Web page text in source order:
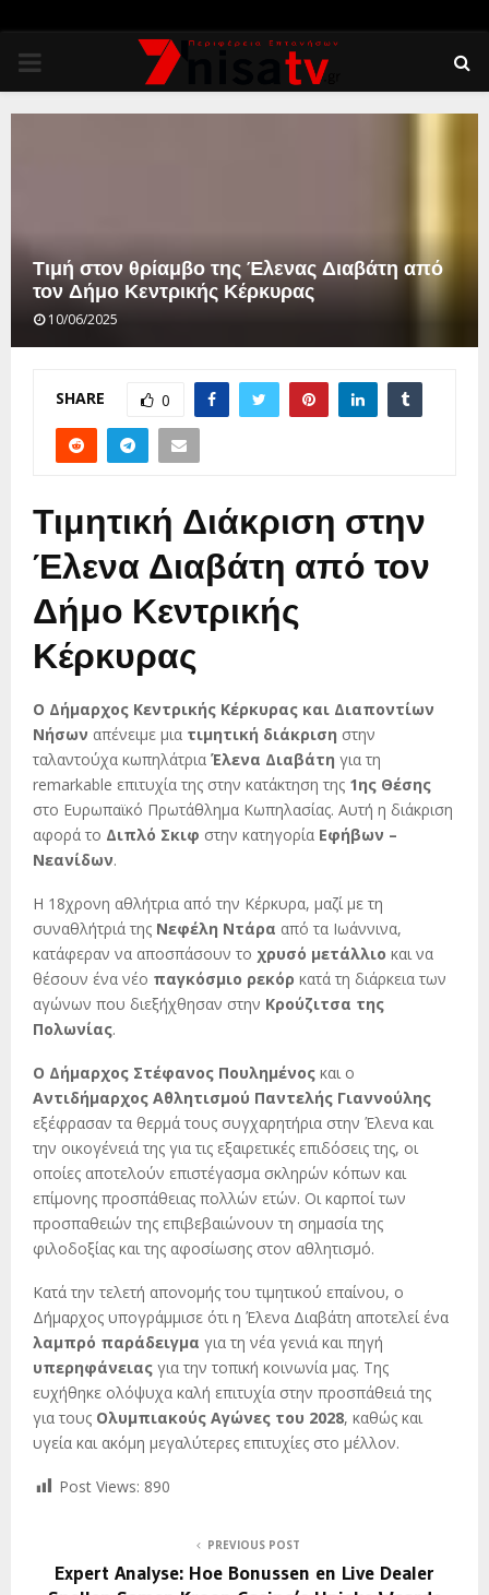
PRIMARY
MENU
Τιμή στον θρίαμβο της Έλενας Διαβάτη από
τον Δήμο Κεντρικής Κέρκυρας
10/06/2025
SHARE 0
Τιμητική Διάκριση στην
Έλενα Διαβάτη από τον
Δήμο Κεντρικής
Κέρκυρας
Ο Δήμαρχος Κεντρικής Κέρκυρας και Διαποντίων
Νήσων απένειμε μια τιμητική διάκριση στην
ταλαντούχα κωπηλάτρια Έλενα Διαβάτη για τη
remarkable επιτυχία της στην κατάκτηση της 1ης Θέσης
στο Ευρωπαϊκό Πρωτάθλημα Κωπηλασίας. Αυτή η διάκριση
αφορά το Διπλό Σκιφ στην κατηγορία Εφήβων –
Νεανίδων.
Η 18χρονη αθλήτρια από την Κέρκυρα, μαζί με τη
συναθλήτριά της Νεφέλη Ντάρα από τα Ιωάννινα,
κατάφεραν να αποσπάσουν το χρυσό μετάλλιο και να
θέσουν ένα νέο παγκόσμιο ρεκόρ κατά τη διάρκεια των
αγώνων που διεξήχθησαν στην Κρούζιτσα της
Πολωνίας.
Ο Δήμαρχος Στέφανος Πουλημένος και ο
Αντιδήμαρχος Αθλητισμού Παντελής Γιαννούλης
εξέφρασαν τα θερμά τους συγχαρητήρια στην Έλενα και
την οικογένειά της για τις εξαιρετικές επιδόσεις της, οι
οποίες αποτελούν επιστέγασμα σκληρών κόπων και
επίμονης προσπάθειας πολλών ετών. Οι καρποί των
προσπαθειών της επιβεβαιώνουν τη σημασία της
φιλοδοξίας και της αφοσίωσης στον αθλητισμό.
Κατά την τελετή απονομής του τιμητικού επαίνου, ο
Δήμαρχος υπογράμμισε ότι η Έλενα Διαβάτη αποτελεί ένα
λαμπρό παράδειγμα για τη νέα γενιά και πηγή
υπερηφάνειας για την τοπική κοινωνία μας. Της
ευχήθηκε ολόψυχα καλή επιτυχία στην προσπάθειά της
για τους Ολυμπιακούς Αγώνες του 2028, καθώς και
υγεία και ακόμη μεγαλύτερες επιτυχίες στο μέλλον.
Post Views: 890
PREVIOUS POST
Expert Analyse: Hoe Bonussen en Live Dealer